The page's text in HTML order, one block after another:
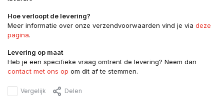
Hoe verloopt de levering?
Meer informatie over onze verzendvoorwaarden vind je via deze
pagina.
Levering op maat
Heb je een specifieke vraag omtrent de levering? Neem dan
contact met ons op om dit af te stemmen.
Vergelijk Delen